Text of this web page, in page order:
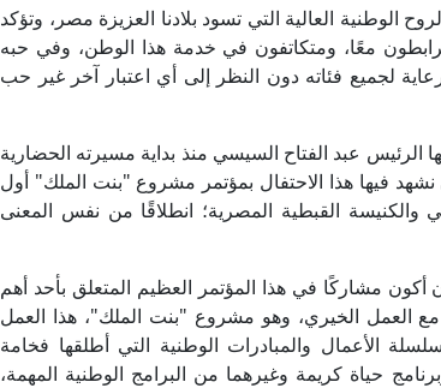
الوطنية العالية التي تسود بلادنا العزيزة مصر، وتؤكد
معًا، ومتكاتفون في خدمة هذا الوطن، وفي حبه
لجميع فئاته دون النظر إلى أي اعتبار آخر غير حب
الرئيس عبد الفتاح السيسي منذ بداية مسيرته الحضارية
فيها هذا الاحتفال بمؤتمر مشروع "بنت الملك" أول
والكنيسة القبطية المصرية؛ انطلاقًا من نفس المعنى
مشاركًا في هذا المؤتمر العظيم المتعلق بأحد أهم
العمل الخيري، وهو مشروع "بنت الملك"، هذا العمل
الأعمال والمبادرات الوطنية التي أطلقها فخامة
حياة كريمة وغيرهما من البرامج الوطنية المهمة،